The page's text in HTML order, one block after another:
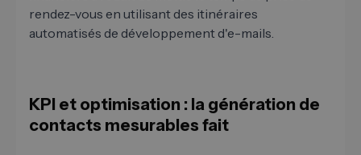
rendez-vous en utilisant des itinéraires
automatisés de développement d'e-mails.
KPI et optimisation : la génération de
contacts mesurables fait